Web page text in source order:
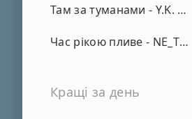
Там за туманами - Y.K. Music
Час рікою пливе - NE_TVOYA_MRIYA
Кращі за день